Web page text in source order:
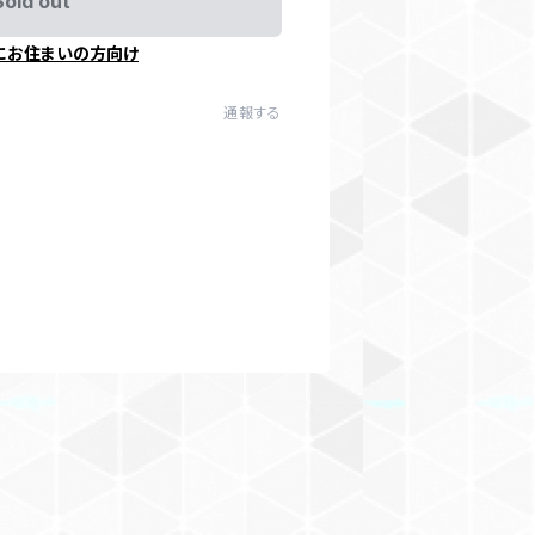
お住まいの方向け
通報する